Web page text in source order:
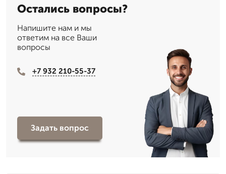
Остались вопросы?
Напишите нам и мы
ответим на все Ваши
вопросы
+7 932 210-55-37
Задать вопрос